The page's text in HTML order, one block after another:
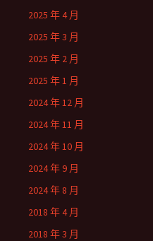
2025 年 4 月
2025 年 3 月
2025 年 2 月
2025 年 1 月
2024 年 12 月
2024 年 11 月
2024 年 10 月
2024 年 9 月
2024 年 8 月
2018 年 4 月
2018 年 3 月